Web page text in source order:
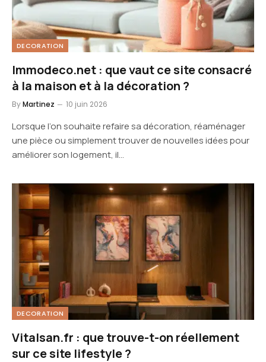
DECORATION
Immodeco.net : que vaut ce site consacré
à la maison et à la décoration ?
ByMartinez 10 juin 2026
Lorsque l’on souhaite refaire sa décoration, réaménager
une pièce ou simplement trouver de nouvelles idées pour
améliorer son logement, il…
DECORATION
Vitalsan.fr : que trouve-t-on réellement
sur ce site lifestyle ?